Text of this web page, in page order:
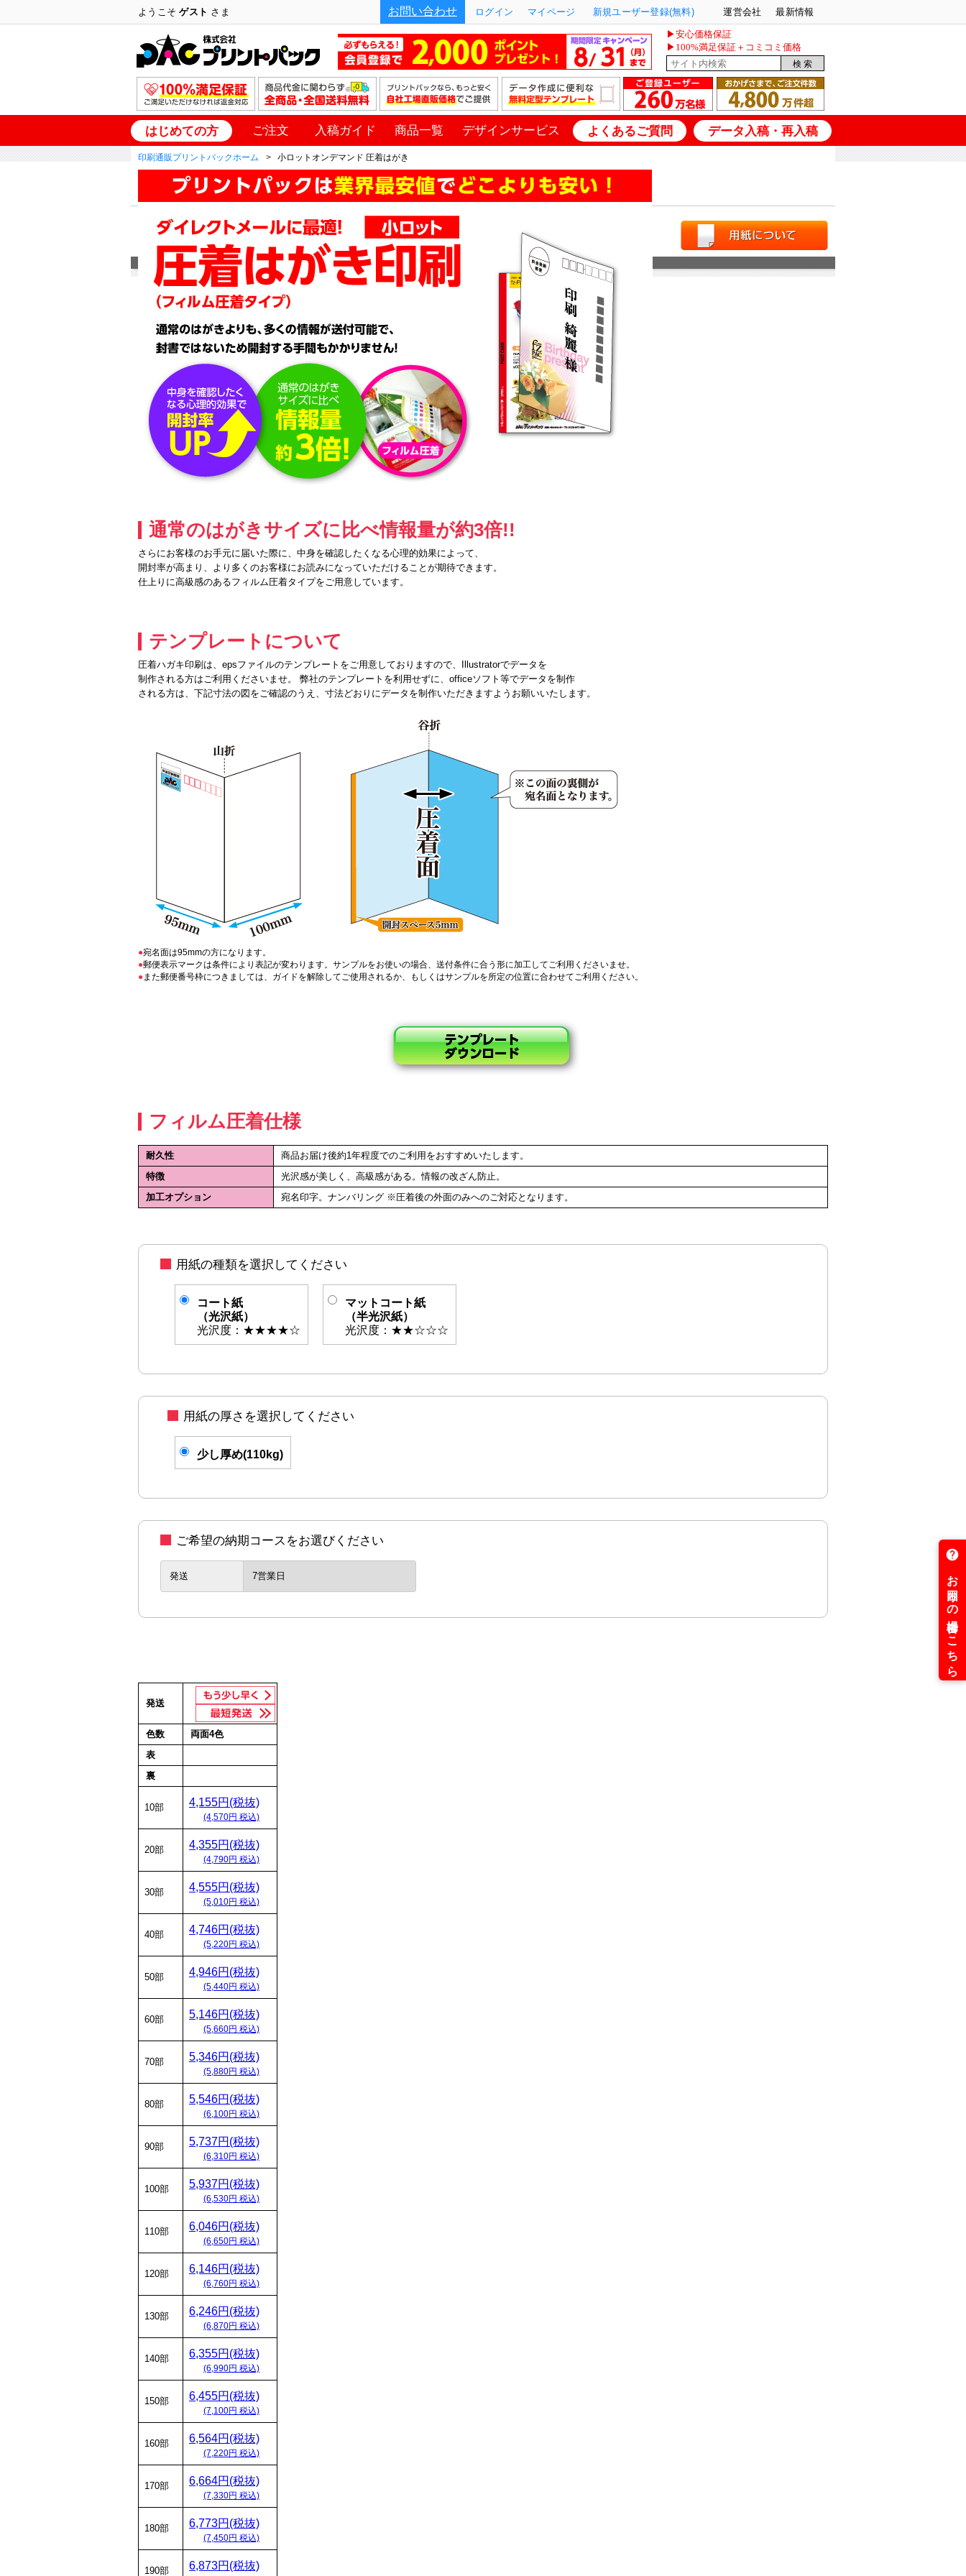
ようこそゲスト さま お問い合わせ ログイン マイページ 新規ユーザー登録(無料) 運営会社 最新情報
▶安心価格保証
▶100%満足保証＋コミコミ価格
はじめての方 ご注文 入稿ガイド 商品一覧 デザインサービス よくあるご質問 データ入稿・再入稿
印刷通販プリントパックホーム 小ロットオンデマンド 圧着はがき
通常のはがきサイズに比べ情報量が約3倍!!
さらにお客様のお手元に届いた際に、中身を確認したくなる心理的効果によって、
開封率が高まり、より多くのお客様にお読みになっていただけることが期待できます。
仕上りに高級感のあるフィルム圧着タイプをご用意しています。
テンプレートについて
圧着ハガキ印刷は、epsファイルのテンプレートをご用意しておりますので、Illustratorでデータを
制作される方はご利用くださいませ。 弊社のテンプレートを利用せずに、officeソフト等でデータを制作
される方は、下記寸法の図をご確認のうえ、寸法どおりにデータを制作いただきますようお願いいたします。
宛名面は95mmの方になります。
郵便表示マークは条件により表記が変わります。サンプルをお使いの場合、送付条件に合う形に加工してご利用くださいませ。
また郵便番号枠につきましては、ガイドを解除してご使用されるか、もしくはサンプルを所定の位置に合わせてご利用ください。
フィルム圧着仕様
耐久性
商品お届け後約1年程度でのご利用をおすすめいたします。
特徴
光沢感が美しく、高級感がある。情報の改ざん防止。
加工オプション
宛名印字。ナンバリング ※圧着後の外面のみへのご対応となります。
用紙の種類を選択してください
コート紙
（光沢紙）
光沢度：★★★★☆
マットコート紙
（半光沢紙）
光沢度：★★☆☆☆
用紙の厚さを選択してください
少し厚め(110kg)
ご希望の納期コースをお選びください
発送
発送
色数
両面4色
表
裏
10部 4,155円(税抜)
(4,570円 税込)
20部 4,355円(税抜)
(4,790円 税込)
30部 4,555円(税抜)
(5,010円 税込)
40部 4,746円(税抜)
(5,220円 税込)
50部 4,946円(税抜)
(5,440円 税込)
60部 5,146円(税抜)
(5,660円 税込)
70部 5,346円(税抜)
(5,880円 税込)
80部 5,546円(税抜)
(6,100円 税込)
90部 5,737円(税抜)
(6,310円 税込)
100部 5,937円(税抜)
(6,530円 税込)
110部 6,046円(税抜)
(6,650円 税込)
120部 6,146円(税抜)
(6,760円 税込)
130部 6,246円(税抜)
(6,870円 税込)
140部 6,355円(税抜)
(6,990円 税込)
150部 6,455円(税抜)
(7,100円 税込)
160部 6,564円(税抜)
(7,220円 税込)
170部 6,664円(税抜)
(7,330円 税込)
180部 6,773円(税抜)
(7,450円 税込)
190部 6,873円(税抜)